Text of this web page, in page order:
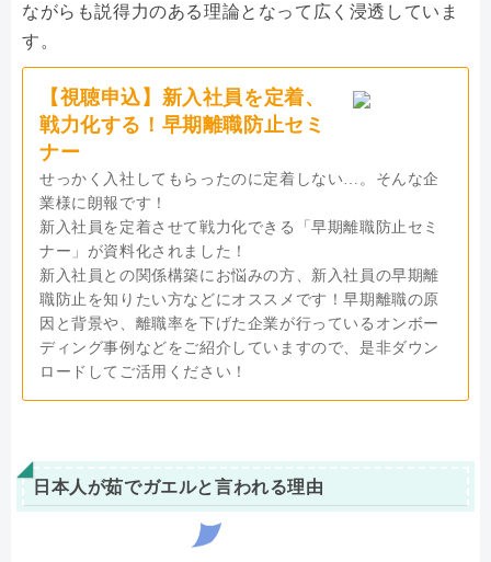
ながらも説得力のある理論となって広く浸透していま
す。
【視聴申込】新入社員を定着、
戦力化する！早期離職防止セミ
ナー
せっかく入社してもらったのに定着しない…。そんな企
業様に朗報です！
新入社員を定着させて戦力化できる「早期離職防止セミ
ナー」が資料化されました！
新入社員との関係構築にお悩みの方、新入社員の早期離
職防止を知りたい方などにオススメです！早期離職の原
因と背景や、離職率を下げた企業が行っているオンボー
ディング事例などをご紹介していますので、是非ダウン
ロードしてご活用ください！
日本人が茹でガエルと言われる理由